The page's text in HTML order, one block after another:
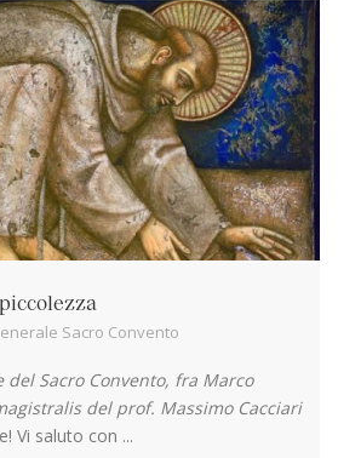
Sacro Convento
del Sacro Convento, fra Marco
del prof. Massimo Cacciari
Vi saluto con ...